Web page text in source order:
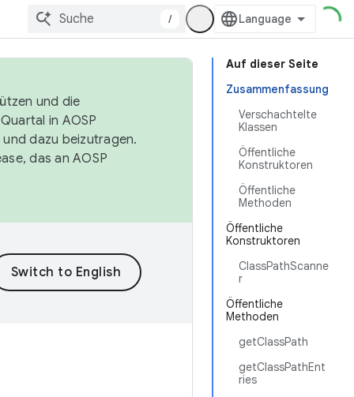
/
Auf dieser Seite
Zusammenfassung
Verschachtelte
Klassen
Öffentliche
Konstruktoren
Öffentliche
Methoden
Öffentliche
Konstruktoren
ClassPathScanne
r
Öffentliche
Methoden
getClassPath
getClassPathEnt
ries
und die
in AOSP
und dazu beizutragen.
das an AOSP